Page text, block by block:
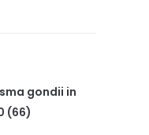
gondii in
(66)